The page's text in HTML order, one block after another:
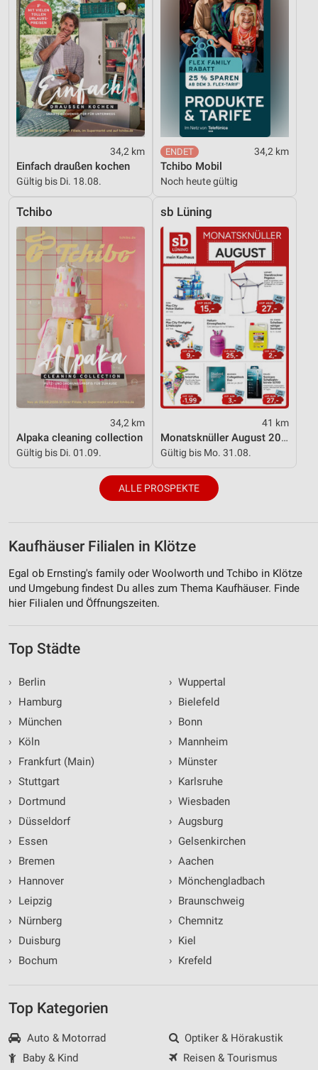
34,2 km
Einfach draußen kochen
Gültig bis Di. 18.08.
34,2 km
Tchibo Mobil
Noch heute gültig
Tchibo
34,2 km
Alpaka cleaning collection
Gültig bis Di. 01.09.
sb Lüning
41 km
Monatsknüller August 2026
Gültig bis Mo. 31.08.
ALLE PROSPEKTE
Kaufhäuser Filialen in Klötze
Egal ob Ernsting's family oder Woolworth und Tchibo in Klötze
und Umgebung findest Du alles zum Thema Kaufhäuser. Finde
hier Filialen und Öffnungszeiten.
Top Städte
›
Berlin
›
Hamburg
›
München
›
Köln
›
Frankfurt (Main)
› Stuttgart
›
Dortmund
›
Düsseldorf
›
Essen
›
Bremen
›
Hannover
›
Leipzig
›
Nürnberg
›
Duisburg
›
Bochum
› Wuppertal
› Bielefeld
› Bonn
› Mannheim
› Münster
› Karlsruhe
› Wiesbaden
› Augsburg
› Gelsenkirchen
› Aachen
› Mönchengladbach
› Braunschweig
› Chemnitz
› Kiel
› Krefeld
Top Kategorien
Auto & Motorrad
Baby & Kind
Optiker & Hörakustik
Reisen & Tourismus